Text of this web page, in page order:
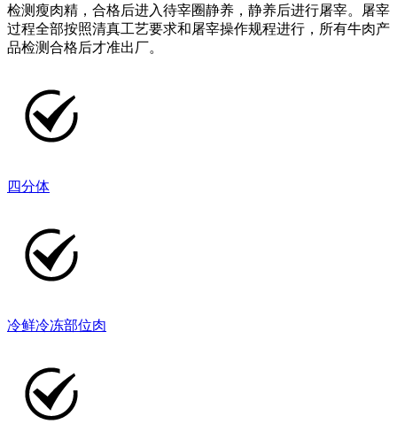
检测瘦肉精，合格后进入待宰圈静养，静养后进行屠宰。屠宰
过程全部按照清真工艺要求和屠宰操作规程进行，所有牛肉产
品检测合格后才准出厂。
四分体
冷鲜冷冻部位肉